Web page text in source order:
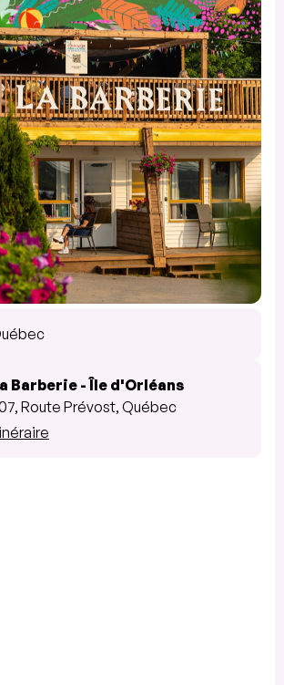
Barberie - Île d'Orléans
Route Prévost, Québec